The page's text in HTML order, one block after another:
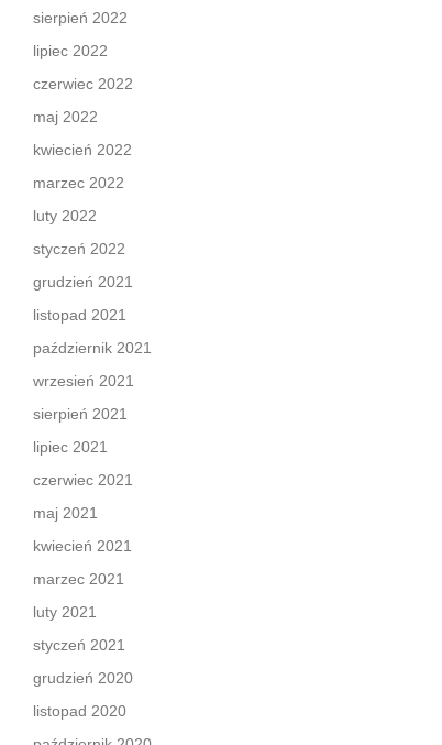
sierpień 2022
lipiec 2022
czerwiec 2022
maj 2022
kwiecień 2022
marzec 2022
luty 2022
styczeń 2022
grudzień 2021
listopad 2021
październik 2021
wrzesień 2021
sierpień 2021
lipiec 2021
czerwiec 2021
maj 2021
kwiecień 2021
marzec 2021
luty 2021
styczeń 2021
grudzień 2020
listopad 2020